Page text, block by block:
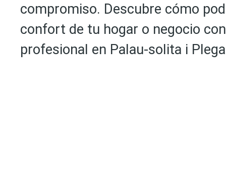
compromiso. Descubre cómo
confort de tu hogar o negocio
profesional en Palau-solita i